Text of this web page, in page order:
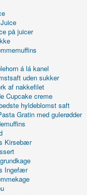
på juicer
á lá kanel
uden sukker
af nakkefilet
Cupcake creme
hyldeblomst saft
Gratin med gulerødder
Kirsebær
Ingefær